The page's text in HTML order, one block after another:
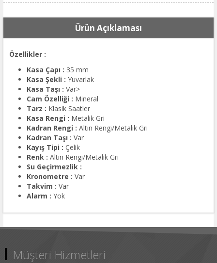
Ürün Açıklaması
Özellikler :
Kasa Çapı : 35 mm
Kasa Şekli : Yuvarlak
Kasa Taşı : Var>
Cam Özelliği : Mineral
Tarz : Klasik Saatler
Kasa Rengi : Metalik Gri
Kadran Rengi : Altın Rengi/Metalik Gri
Kadran Taşı : Var
Kayış Tipi : Çelik
Renk : Altın Rengi/Metalik Gri
Su Geçirmezlik :
Kronometre : Var
Takvim : Var
Alarm : Yok
Müşteri Hizmetleri